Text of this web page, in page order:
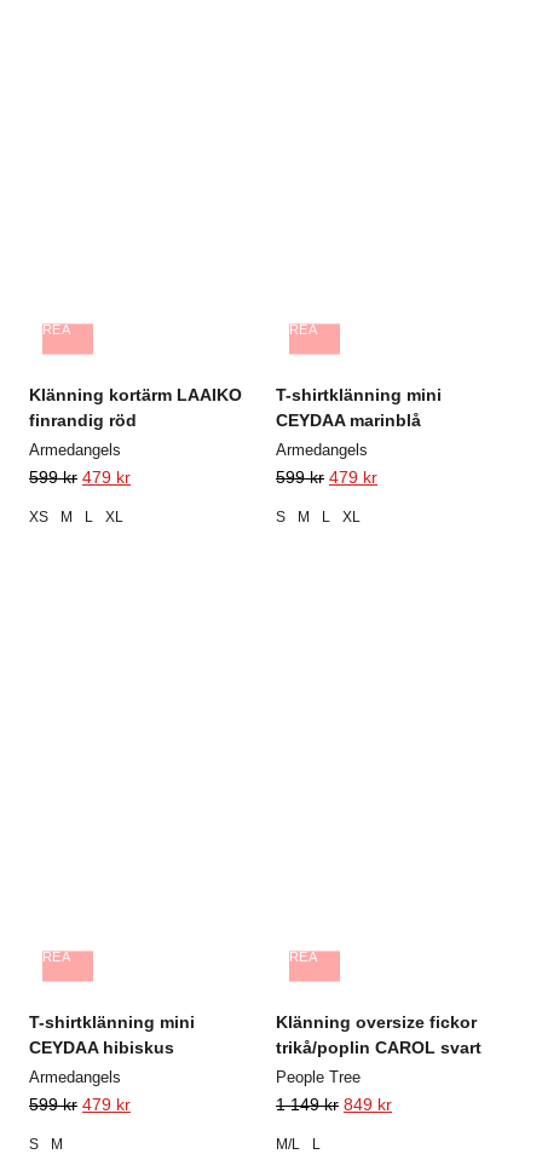
REA
Klänning kortärm LAAIKO
finrandig röd
Armedangels
599kr 479 kr
XS M L XL
REA
T-shirtklänning mini
CEYDAA marinblå
Armedangels
599kr 479 kr
S M L XL
REA
T-shirtklänning mini
CEYDAA hibiskus
Armedangels
599kr 479 kr
S M
REA
Klänning oversize fickor
trikå/poplin CAROL svart
People Tree
1 149kr 849 kr
M/L L